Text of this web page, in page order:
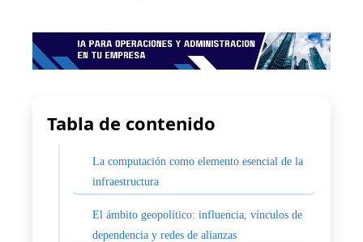
Tabla de contenido
La computación como elemento esencial de la
infraestructura
El ámbito geopolítico: influencia, vínculos de
dependencia y redes de alianzas